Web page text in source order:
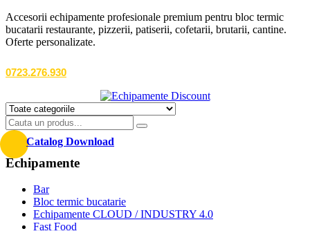
Accesorii echipamente profesionale premium pentru bloc termic
bucatarii restaurante, pizzerii, patiserii, cofetarii, brutarii, cantine.
Oferte personalizate.
0723.276.930
Catalog Download
Echipamente
Bar
Bloc termic bucatarie
Echipamente CLOUD / INDUSTRY 4.0
Fast Food